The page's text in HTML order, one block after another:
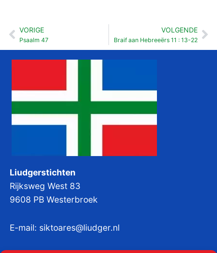
Vorige
VORIGE
Psaalm 47
VOLGENDE
Braif aan Hebreeërs 11 : 13-22
Liudgerstichten
Rijksweg West 83
9608 PB Westerbroek
E-mail: siktoares@liudger.nl